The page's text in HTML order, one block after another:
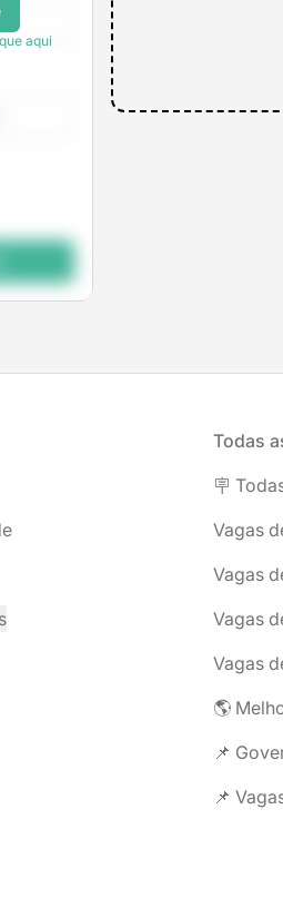
aqui
Todas
🪧
🌎
📌